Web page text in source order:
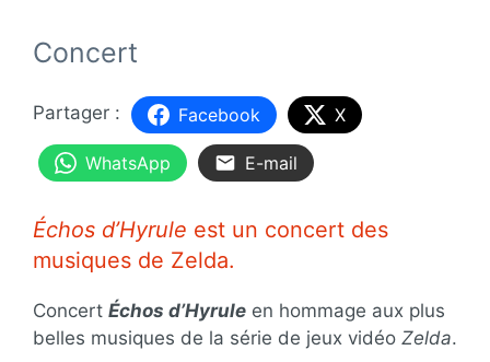
Concert
Facebook X
WhatsApp E-mail
Échos d’Hyrule est un concert des
musiques de Zelda.
Concert Échos d’Hyrule en hommage aux plus
belles musiques de la série de jeux vidéo Zelda.